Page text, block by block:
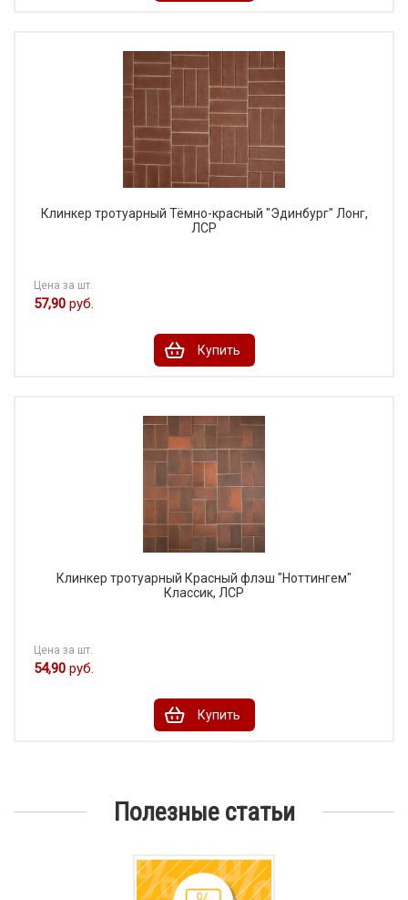
Клинкер тротуарный Тёмно-красный "Эдинбург" Лонг,
ЛСР
Цена за шт.
57,90 руб.
Купить
Клинкер тротуарный Красный флэш "Ноттингем"
Классик, ЛСР
Цена за шт.
54,90 руб.
Купить
Полезные статьи